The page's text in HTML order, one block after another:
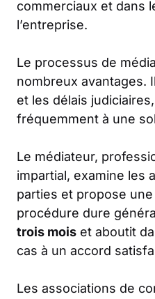
commerciaux et dans
l’entreprise.
Le processus de
nombreux avantages.
et les délais
fréquemment à une
Le médiateur,
impartial, examine les
parties et propose
procédure dure
trois mois et aboutit
cas à un accord
Les associations de